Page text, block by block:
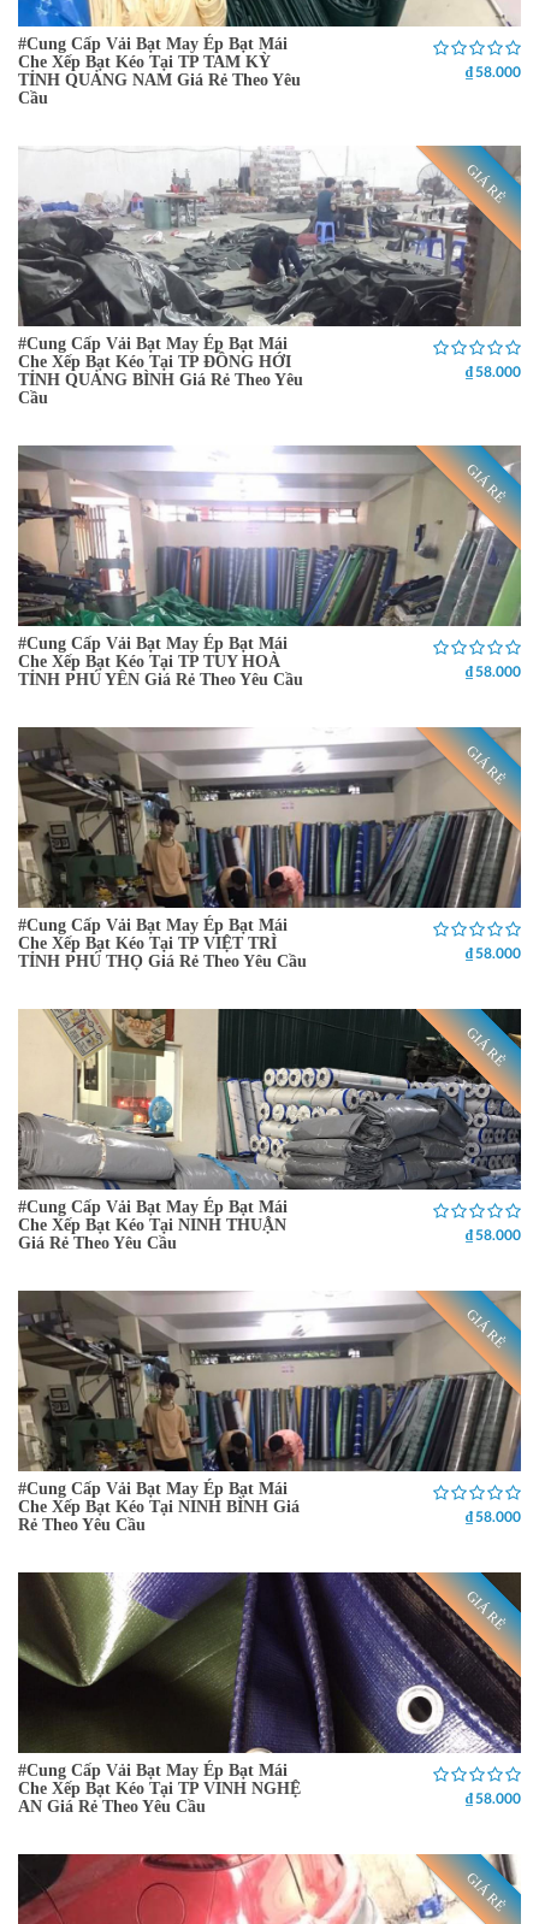
#Cung Cấp Vải Bạt May Ép Bạt Mái
Che Xếp Bạt Kéo Tại TP TAM KỲ
TỈNH QUẢNG NAM Giá Rẻ Theo Yêu
Cầu
₫ 58.000
GIÁ RẺ
#Cung Cấp Vải Bạt May Ép Bạt Mái
Che Xếp Bạt Kéo Tại TP ĐỒNG HỚI
TỈNH QUẢNG BÌNH Giá Rẻ Theo Yêu
Cầu
₫ 58.000
GIÁ RẺ
#Cung Cấp Vải Bạt May Ép Bạt Mái
Che Xếp Bạt Kéo Tại TP TUY HOÀ
TỈNH PHÚ YÊN Giá Rẻ Theo Yêu Cầu
₫ 58.000
GIÁ RẺ
#Cung Cấp Vải Bạt May Ép Bạt Mái
Che Xếp Bạt Kéo Tại TP VIỆT TRÌ
TỈNH PHÚ THỌ Giá Rẻ Theo Yêu Cầu
₫ 58.000
GIÁ RẺ
#Cung Cấp Vải Bạt May Ép Bạt Mái
Che Xếp Bạt Kéo Tại NINH THUẬN
Giá Rẻ Theo Yêu Cầu
₫ 58.000
GIÁ RẺ
#Cung Cấp Vải Bạt May Ép Bạt Mái
Che Xếp Bạt Kéo Tại NINH BÌNH Giá
Rẻ Theo Yêu Cầu
₫ 58.000
GIÁ RẺ
#Cung Cấp Vải Bạt May Ép Bạt Mái
Che Xếp Bạt Kéo Tại TP VINH NGHỆ
AN Giá Rẻ Theo Yêu Cầu
₫ 58.000
GIÁ RẺ